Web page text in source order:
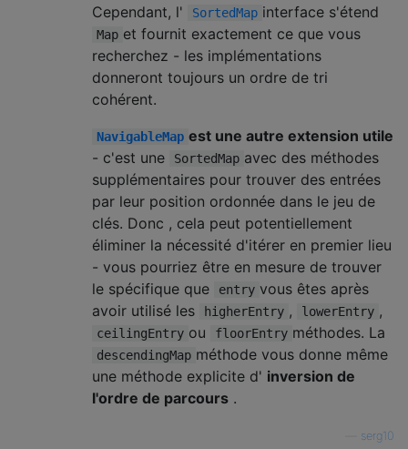
Cependant, l'
SortedMap interface s'étend
Map et fournit exactement ce que vous
recherchez - les implémentations
donneront toujours un ordre de tri
cohérent.
NavigableMap est une autre extension utile
- c'est une
SortedMap avec des méthodes
supplémentaires pour trouver des entrées
par leur position ordonnée dans le jeu de
clés. Donc , cela peut potentiellement
éliminer la nécessité d'itérer en premier lieu
- vous pourriez être en mesure de trouver
le spécifique que
entry vous êtes après
avoir utilisé les
higherEntry , lowerEntry ,
ceilingEntry ou floorEntry méthodes. La
descendingMap méthode vous donne même
une méthode explicite d' inversion de
l'ordre de parcours .
serg10